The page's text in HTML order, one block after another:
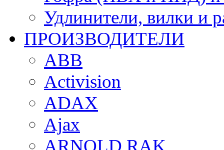
Удлинители, вилки и
ПРОИЗВОДИТЕЛИ
ABB
Activision
ADAX
Ajax
ARNOLD RAK